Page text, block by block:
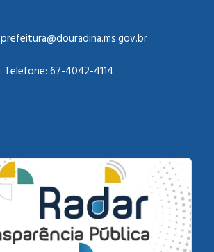
prefeitura@douradina.ms.gov.br
Telefone: 67-4042-4114